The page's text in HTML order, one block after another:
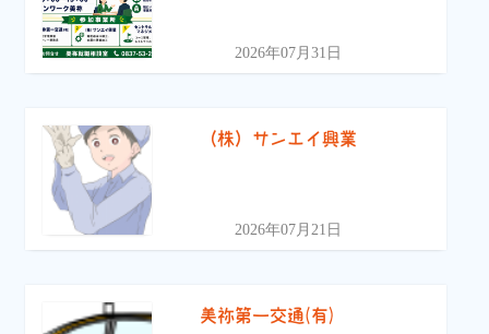
2026年07月31日
（株）サンエイ興業
2026年07月21日
美祢第一交通(有)